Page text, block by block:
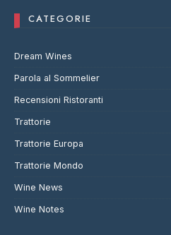
CATEGORIE
Dream Wines
Parola al Sommelier
Recensioni Ristoranti
Trattorie
Trattorie Europa
Trattorie Mondo
Wine News
Wine Notes